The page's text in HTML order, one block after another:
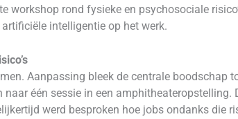
workshop rond fysieke en psychosociale
intelligentie op het werk.
Aanpassing bleek de centrale boodschap
één sessie in een amphitheateropstelling.
werd besproken hoe jobs ondanks die